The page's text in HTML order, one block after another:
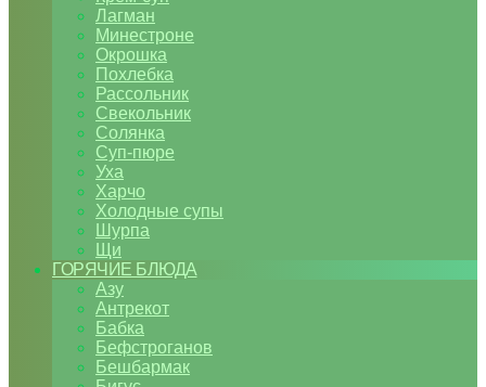
Лагман
Минестроне
Окрошка
Похлебка
Рассольник
Свекольник
Солянка
Суп-пюре
Уха
Харчо
Холодные супы
Шурпа
Щи
ГОРЯЧИЕ БЛЮДА
Азу
Антрекот
Бабка
Бефстроганов
Бешбармак